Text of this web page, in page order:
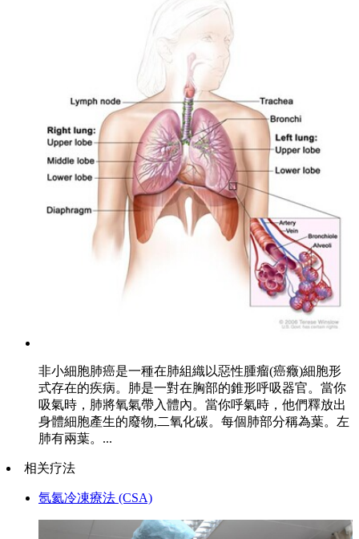
非小細胞肺癌是一種在肺組織以惡性腫瘤(癌癥)細胞形
式存在的疾病。肺是一對在胸部的錐形呼吸器官。當你
吸氣時，肺將氧氣帶入體內。當你呼氣時，他們釋放出
身體細胞產生的廢物,二氧化碳。每個肺部分稱為葉。左
肺有兩葉。...
相关疗法
氬氦冷凍療法 (CSA)